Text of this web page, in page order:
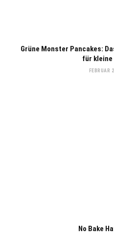
Grüne Monster Pancakes:
für kleine
FEBRUAR
No Bake